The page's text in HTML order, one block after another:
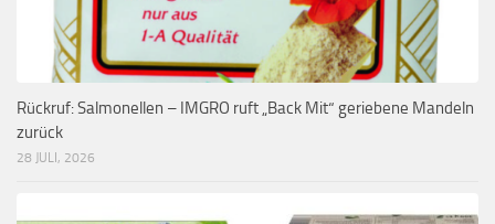
Rückruf: Salmonellen – IMGRO ruft „Back Mit“ geriebene Mandeln
zurück
28 JULI, 2026